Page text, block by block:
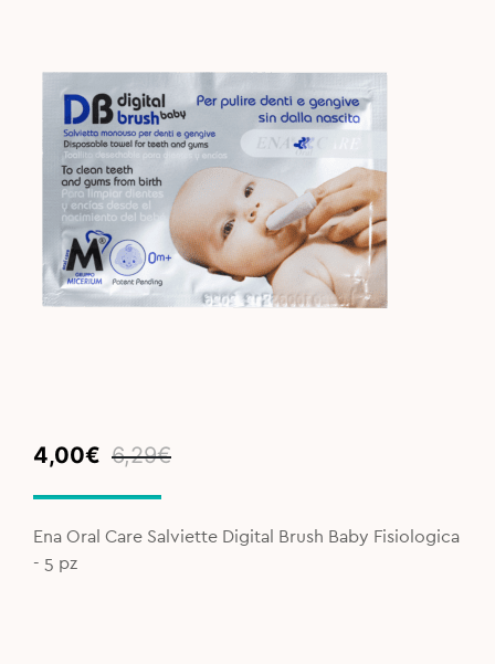
6,29€
Original
was:
6,29€.
4,00€
Current
is:
4,00€.
Ena Oral Care Salviette Digital Brush Baby Fisiologica
- 5 pz